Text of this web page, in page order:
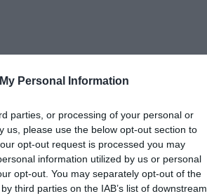
Personal Information
parties, or processing of your personal or
us, please use the below opt-out section to
opt-out request is processed you may
information utilized by us or personal
opt-out. You may separately opt-out of the
third parties on the IAB’s list of downstream